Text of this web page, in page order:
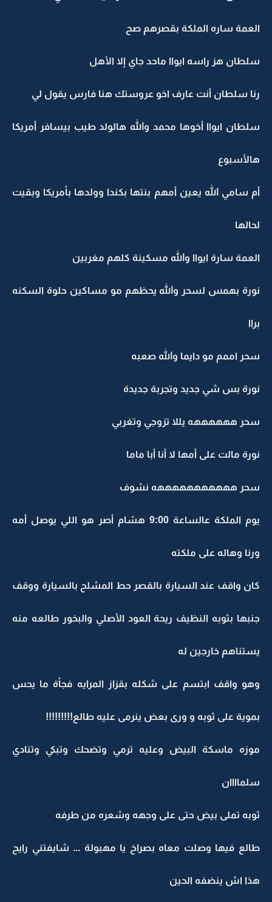
العمة ساره الملكة بقصرهم صح
سلطان هز راسه ايواا ماحد جاي إلا الأهل
رنا سلطان أنت عارف اخو عروستك هنا فارس يقول لي
سلطان ايواا أخوها محمد والله هالولد طيب بيسافر أمريكا
هالأسبوع
أم سامي الله يعين أمهم بنتها بكندا وولدها بأمريكا وبقيت
لحالها
العمة سارة ايواا والله مسكينة كلهم مغربين
نورة بهمس لسحر والله يحظهم مو مساكين حلوة السكنه
براا
سحر اممم مو دايما والله صعبه
نورة بس شي جديد وتجربة جديدة
سحر ههههههه يللا تزوجي وتغربي
نورة مالت على أمها لا أنا أبا ماما
سحر هههههههههههه نشوف
يوم الملكة عالساعة 9:00 هشام أصر هو اللي يوصل أمه
ورنا وهاله على ملكته
كان واقف عند السيارة بالقصر حط المشلح بالسيارة ووقف
جنبها بثوبه النظيف ريحة العود الأصلي والبخور طالعه منه
يستناهم خارجين له
وهو واقف ابتسم على شكله بقزاز المرايه فجأة ما يحس
بموية على ثوبه و ورى بعض ينرمى عليه طالع!!!!!!!!!
موزه ماسكة البيض وعليه ترمي وتضحك وتبكي وتنادي
سلماااان
ثوبه تملى بيض حتى على وجهه وشعره من طرفه
طالع فيها وصلت معاه بصراخ يا مهبولة ... شايفتني رايح
هذا اش ينضفه الحين